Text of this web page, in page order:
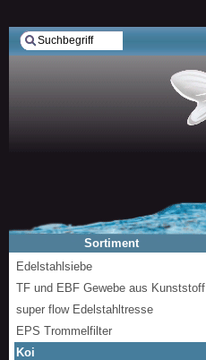
Sortiment
Edelstahlsiebe
TF und EBF Gewebe aus Kunststoff
super flow Edelstahltresse
EPS Trommelfilter
Koi